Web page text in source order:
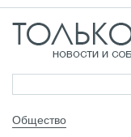
Общество